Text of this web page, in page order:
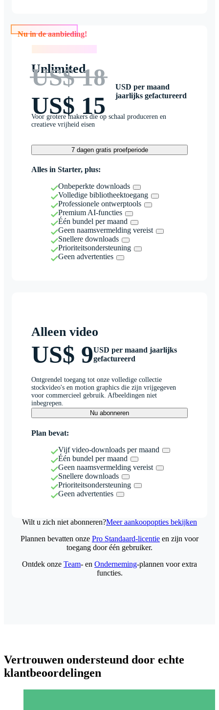
Nu in de aanbieding!
Unlimited
US$ 18
US$ 15
USD per maand
jaarlijks gefactureerd
Voor grotere makers die op schaal produceren en
creatieve vrijheid eisen
7 dagen gratis proefperiode
Alles in Starter, plus:
Onbeperkte downloads
Volledige bibliotheektoegang
Professionele ontwerptools
Premium AI-functies
Één bundel per maand
Geen naamsvermelding vereist
Snellere downloads
Prioriteitsondersteuning
Geen advertenties
Alleen video
US$ 9USD per maand jaarlijks
gefactureerd
Ontgrendel toegang tot onze volledige collectie
stockvideo's en motion graphics die zijn vrijgegeven
voor commercieel gebruik. Afbeeldingen niet
inbegrepen.
Nu abonneren
Plan bevat:
Vijf video-downloads per maand
Één bundel per maand
Geen naamsvermelding vereist
Snellere downloads
Prioriteitsondersteuning
Geen advertenties
Wilt u zich niet abonneren?Meer aankoopopties bekijken
Plannen bevatten onze Pro Standaard-licentie en zijn voor
toegang door één gebruiker.
Ontdek onze Team- en Onderneming-plannen voor extra
functies.
Vertrouwen ondersteund door echte
klantbeoordelingen